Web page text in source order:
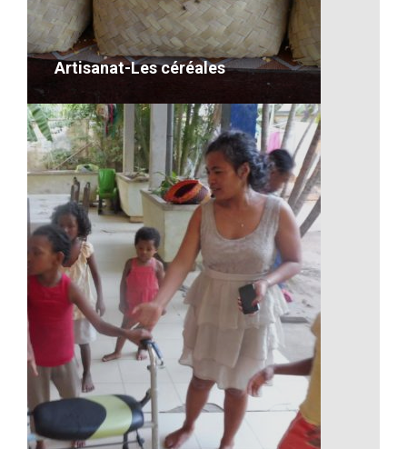
VOIR LE DÉTAIL
Artisanat-Les céréales
Artisanat-Les céréales
VOIR LE DÉTAIL